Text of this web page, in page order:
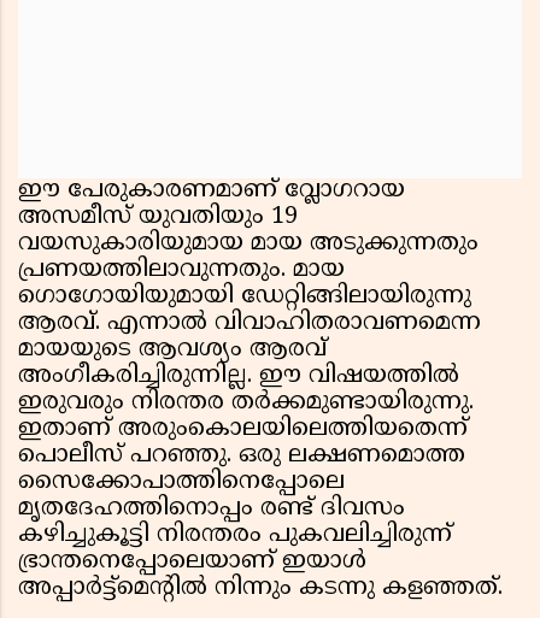
ഈ പേരുകാരണമാണ് വ്ലോഗറായ
അസമീസ് യുവതിയും 19
വയസുകാരിയുമായ മായ അടുക്കുന്നതും
പ്രണയത്തിലാവുന്നതും. മായ
ഗൊഗോയിയുമായി ഡേറ്റിങ്ങിലായിരുന്നു
ആരവ്. എന്നാൽ വിവാഹിതരാവണമെന്ന
മായയുടെ ആവശ്യം ആരവ്
അംഗീകരിച്ചിരുന്നില്ല. ഈ വിഷയത്തിൽ
ഇരുവരും നിരന്തര തർക്കമുണ്ടായിരുന്നു.
ഇതാണ് അരുംകൊലയിലെത്തിയതെന്ന്
പൊലീസ് പറഞ്ഞു. ഒരു ലക്ഷണമൊത്ത
സൈക്കോപാത്തിനെപ്പോലെ
മൃതദേഹത്തിനൊപ്പം രണ്ട് ദിവസം
കഴിച്ചുകൂട്ടി നിരന്തരം പുകവലിച്ചിരുന്ന്
ഭ്രാന്തനെപ്പോലെയാണ് ഇയാൾ
അപ്പാർട്ട്മെൻ്റിൽ നിന്നും കടന്നു കളഞ്ഞത്.